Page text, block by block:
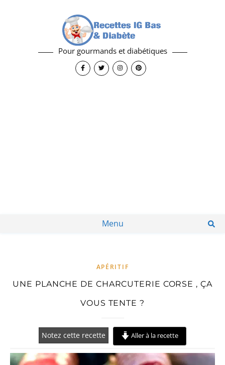
Pour gourmands et diabétiques
Menu
APÉRITIF
UNE PLANCHE DE CHARCUTERIE CORSE , ÇA
VOUS TENTE ?
Notez cette recette Aller à la recette